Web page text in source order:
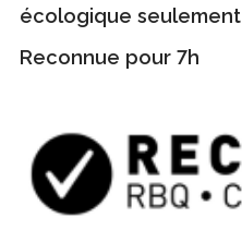
écologique seulement
Reconnue pour 7h